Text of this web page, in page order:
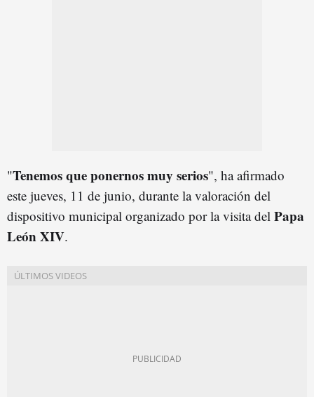
"Tenemos que ponernos muy serios", ha afirmado
este jueves, 11 de junio, durante la valoración del
dispositivo municipal organizado por la visita del Papa
León XIV.